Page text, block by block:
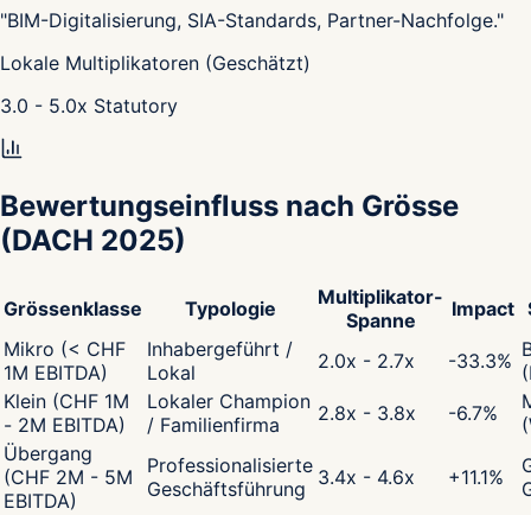
"BIM-Digitalisierung, SIA-Standards, Partner-Nachfolge."
Lokale Multiplikatoren (Geschätzt)
3.0 - 5.0x Statutory
Bewertungseinfluss nach Grösse
(DACH 2025)
Grössenklasse Typologie
Multiplikator-
Spanne
Impact
Mikro (< CHF
1M EBITDA)
Inhabergeführt /
Lokal
2.0x - 2.7x -33.3%
Klein (CHF 1M
- 2M EBITDA)
Lokaler Champion
/ Familienfirma
2.8x - 3.8x -6.7%
Übergang
(CHF 2M - 5M
EBITDA)
Professionalisierte
Geschäftsführung 3.4x - 4.6x +11.1%